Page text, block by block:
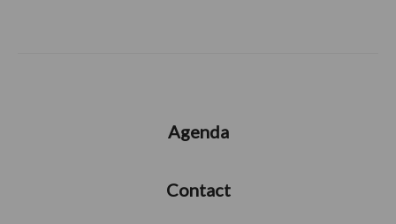
Agenda
Contact